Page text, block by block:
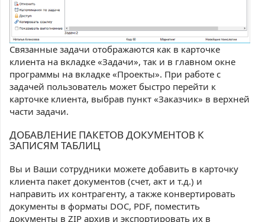
Связанные задачи отображаются как в карточке
клиента на вкладке «Задачи», так и в главном окне
программы на вкладке «Проекты». При работе с
задачей пользователь может быстро перейти к
карточке клиента, выбрав пункт «Заказчик» в верхней
части задачи.
ДОБАВЛЕНИЕ ПАКЕТОВ ДОКУМЕНТОВ К
ЗАПИСЯМ ТАБЛИЦ
Вы и Ваши сотрудники можете добавить в карточку
клиента пакет документов (счет, акт и т.д.) и
направить их контрагенту, а также конвертировать
документы в форматы DOC, PDF, поместить
документы в ZIP архив и экспортировать их в